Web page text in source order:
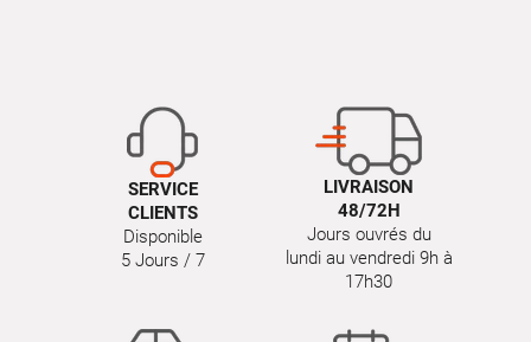
SERVICE
CLIENTS
Disponible
5 Jours / 7
LIVRAISON
48/72H
Jours ouvrés du
lundi au vendredi 9h à
17h30